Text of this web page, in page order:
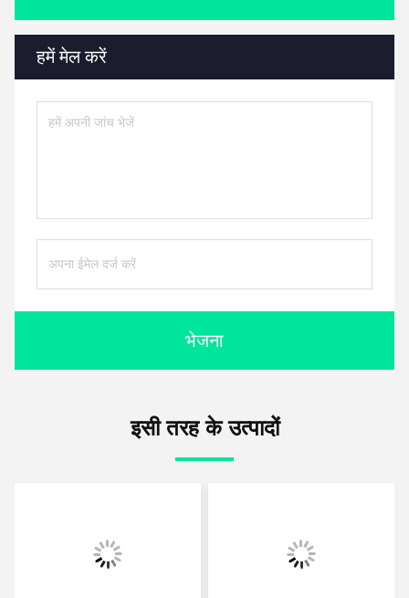
हमें मेल करें
भेजना
इसी तरह के उत्पादों